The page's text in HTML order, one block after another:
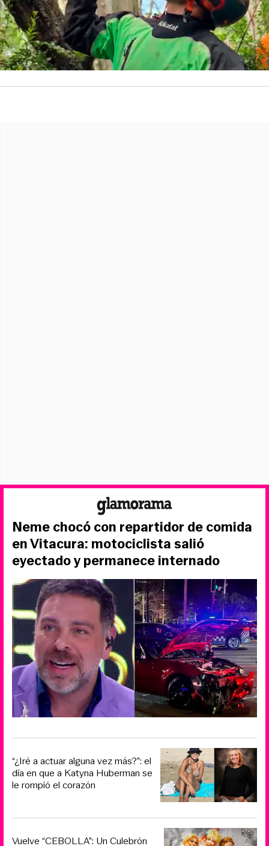
Neme chocó con repartidor de comida
en Vitacura: motociclista salió
eyectado y permanece internado
“¿Iré a actuar alguna vez más?”: el
día en que a Katyna Huberman se
le rompió el corazón
Vuelve “CEBOLLA”: Un Culebrón